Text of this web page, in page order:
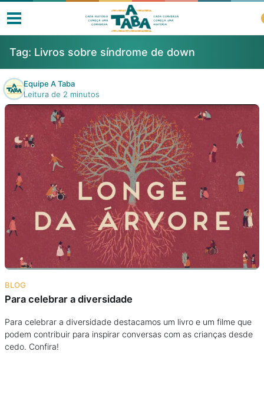
Livros
Resenhas
Clube de Leitores
Listas
Como ler?
Na escola
Na família
Colunas
Tag: Livros sobre síndrome de down
Equipe A Taba
Leitura de 2 minutos
BLOG
Para celebrar a diversidade
Para celebrar a diversidade destacamos um livro e um filme que
podem contribuir para inspirar conversas com as crianças desde
cedo. Confira!